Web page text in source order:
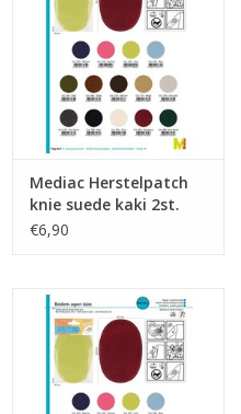
Mediac Herstelpatch
knie suede kaki 2st.
€6,90